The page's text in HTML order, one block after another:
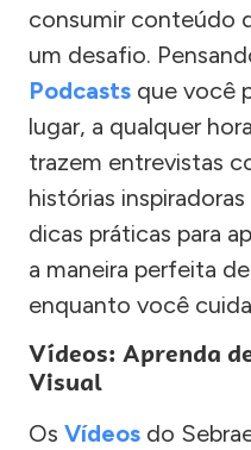
consumir conteúdo
um desafio.
Podcasts que você
lugar, a qualquer
trazem entrevistas
histórias
dicas práticas para
a maneira perfeita
enquanto você
Vídeos: Aprenda
Visual
Os Vídeos do